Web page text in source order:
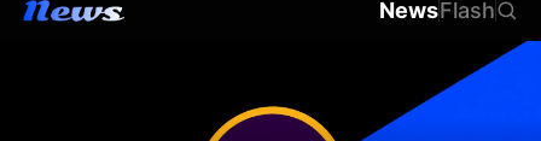
NewsFlash